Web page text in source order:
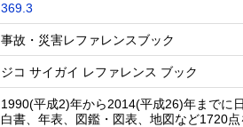
369.3
事故・災害レファレンスブック
ジコ サイガイ レファレンス ブック
1990(平成2)年から2014(平成26)年までに
白書、年表、図鑑・図表、地図など1720